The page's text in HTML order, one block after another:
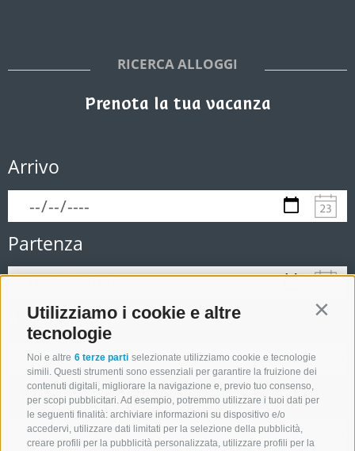
Utilizziamo i cookie e altre
tecnologie
Noi e altre 6 terze parti selezionate utilizziamo cookie e tecnologie
simili. Questi strumenti sono essenziali per garantire la fruizione dei
contenuti digitali, migliorare la navigazione e, previo tuo consenso,
per scopi pubblicitari. Ad esempio, potremmo utilizzare i tuoi dati per
le seguenti finalità: archiviare informazioni su dispositivo e/o
accedervi, utilizzare dati limitati per la selezione della pubblicità,
creare profili per la pubblicità personalizzata, utilizzare profili per la
RICERCA ALLOGGI
Prenota la tua vacanza
Arrivo
Partenza
Area vacanze
Tipo alloggio